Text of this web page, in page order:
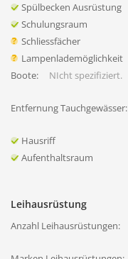
Spülbecken Ausrüstung
Schulungsraum
Schliessfächer
Lampenlademöglichkeit
Boote:
NIcht spezifiziert.
Entfernung Tauchgewässer:
Hausriff
Aufenthaltsraum
Leihausrüstung
Anzahl Leihausrüstungen: